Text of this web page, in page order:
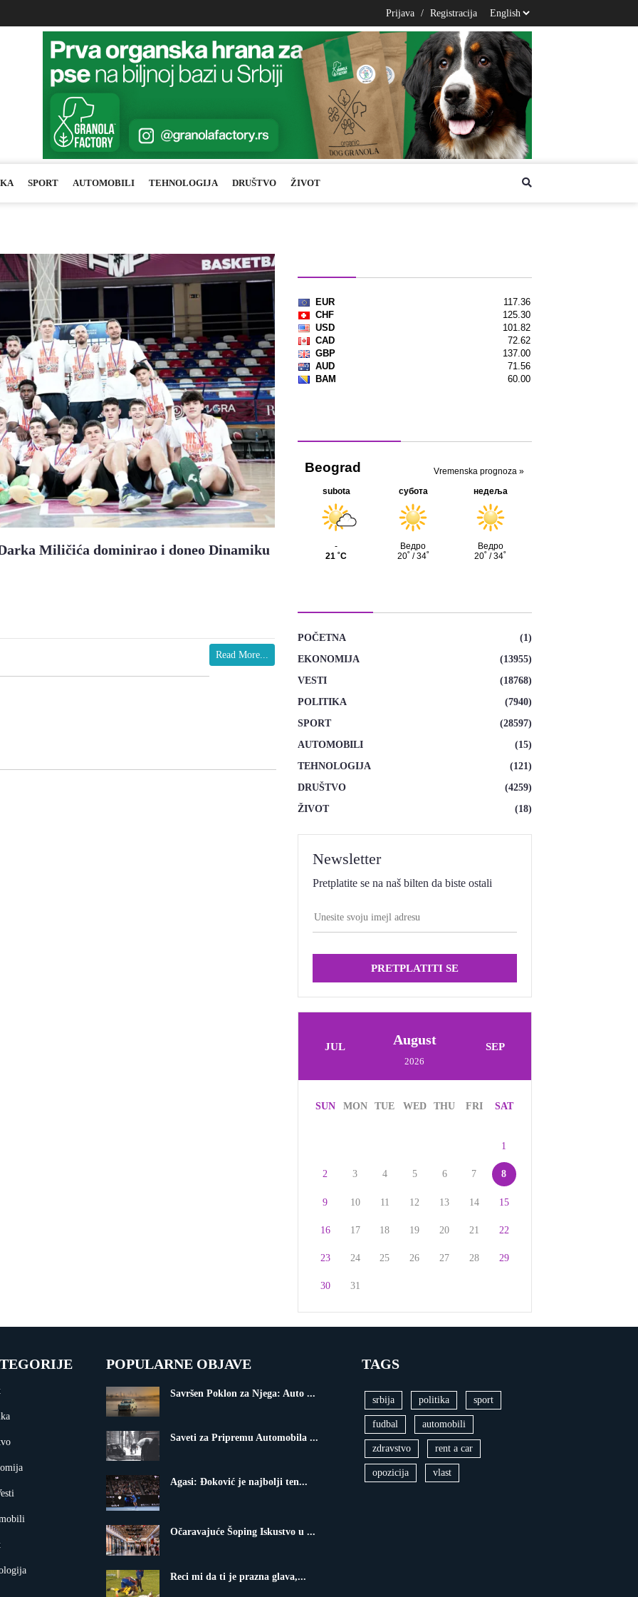
Prijava / Registracija
SPORT AUTOMOBILI TEHNOLOGIJA DRUŠTVO ŽIVOT
Miličića dominirao i doneo Dinamiku
Read More...
POČETNA
(1)
EKONOMIJA
(13955)
VESTI
(18768)
POLITIKA
(7940)
SPORT
(28597)
AUTOMOBILI
(15)
TEHNOLOGIJA
(121)
DRUŠTVO
(4259)
ŽIVOT
(18)
Newsletter
Pretplatite se na naš bilten da biste ostali
PRETPLATITI SE
JUL August
2026
SEP
SUN MON TUE WED THU FRI SAT
1
2 3 4 5 6 7 8
9 10 11 12 13 14 15
16 17 18 19 20 21 22
23 24 25 26 27 28 29
30 31
POPULARNE OBJAVE
Savršen Poklon za Njega: Auto ...
Saveti za Pripremu Automobila ...
Agasi: Đoković je najbolji ten...
Očaravajuće Šoping Iskustvo u ...
Reci mi da ti je prazna glava,...
TAGS
srbija politika sport
fudbal automobili
zdravstvo rent a car
opozicija vlast